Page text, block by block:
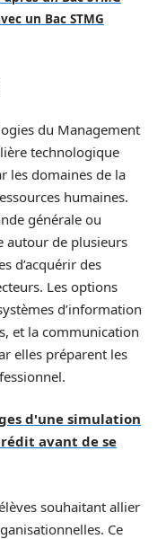
un Bac STMG
du Management
technologique
les domaines de la
humaines.
générale ou
autour de plusieurs
d’acquérir des
Les options
d’information
et la communication
elles préparent les
d'une simulation
avant de se
souhaitant allier
Ce